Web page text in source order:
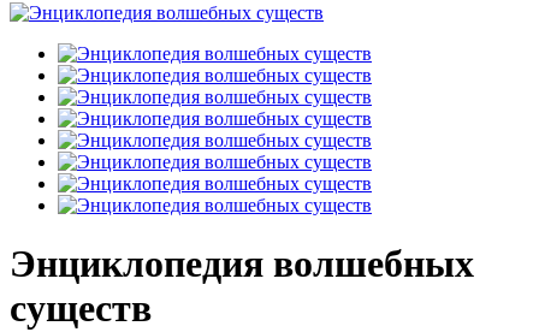
Энциклопедия волшебных
существ